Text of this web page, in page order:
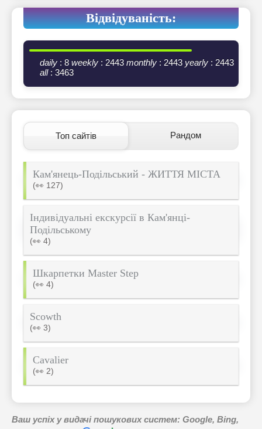
Відвідуваність:
daily : 8 weekly : 2443 monthly : 2443 yearly : 2443
all: 3463
Топ сайтів Рандом
Кам'янець-Подільський - ЖИТТЯ МІСТА
(👀 127)
Індивідуальні екскурсії в Кам'янці-
Подільському
(👀 4)
Шкарпетки Master Step
(👀 4)
Scowth
(👀 3)
Cavalier
(👀 2)
Ваш успіх у видачі пошукових систем: Google, Bing,